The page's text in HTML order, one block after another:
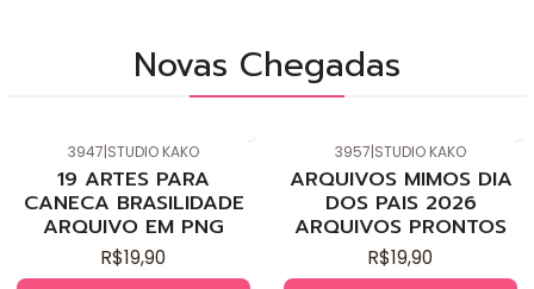
Novas Chegadas
3947|STUDIO KAKO
19 ARTES PARA
CANECA BRASILIDADE
ARQUIVO EM PNG
R$19,90
3957|STUDIO KAKO
ARQUIVOS MIMOS DIA
DOS PAIS 2026
ARQUIVOS PRONTOS
R$19,90